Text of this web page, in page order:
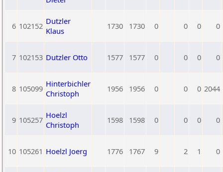
6 102152 Dutzler
Klaus
1730 1730 0 0 0 0
7 102153 Dutzler Otto 1577 1577 0 0 0 0
8 105099 Hinterbichler
Christoph
1956 1956 0 0 0 2044
9 105257 Hoelzl
Christoph
1598 1598 0 0 0 0
10 105261 Hoelzl Joerg 1776 1767 9 2 1 0